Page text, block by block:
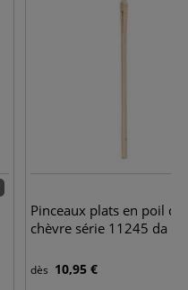
Pinceaux plats en poil de
chèvre série 11245 da
dès 10,95 €